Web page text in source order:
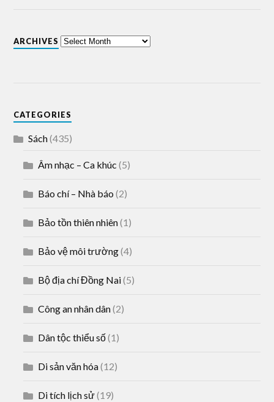
ARCHIVES
CATEGORIES
Sách(435)
Âm nhạc – Ca khúc (5)
Báo chí – Nhà báo (2)
Bảo tồn thiên nhiên(1)
Bảo vệ môi trường(4)
Bộ địa chí Đồng Nai(5)
Công an nhân dân(2)
Dân tộc thiểu số(1)
Di sản văn hóa(12)
Di tích lịch sử(19)